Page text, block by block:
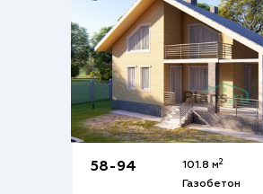
58-94 101.8 м2
Газобетон